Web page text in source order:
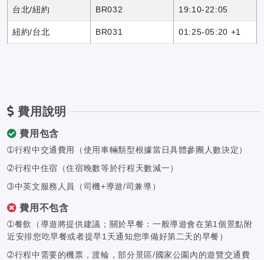
台北/紐約 BR032 19:10-22:05
紐約/台北 BR031 01:25-05:20 +1
費用說明
費用包含
➀行程中交通費用（使用車輛類型根據當日具體參團人數決定）
➁行程中住宿（住宿晚數等於行程天數減一）
➂中英文服務人員（司機+導遊/司兼導）
費用不包含
➀餐飲（導遊將提供建議；關於早餐：一般導遊會在第1個景點附
近安排您吃早餐或者提早1天通知您準備好第二天的早餐）
➁行程中需要的機票，渡輪，部分景區/國家公園內的遊覽交通費